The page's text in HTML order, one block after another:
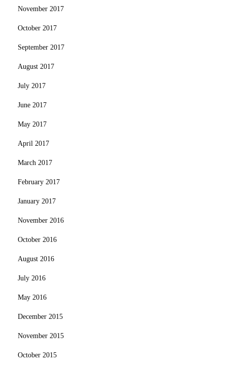
November 2017
October 2017
September 2017
August 2017
July 2017
June 2017
May 2017
April 2017
March 2017
February 2017
January 2017
November 2016
October 2016
August 2016
July 2016
May 2016
December 2015
November 2015
October 2015